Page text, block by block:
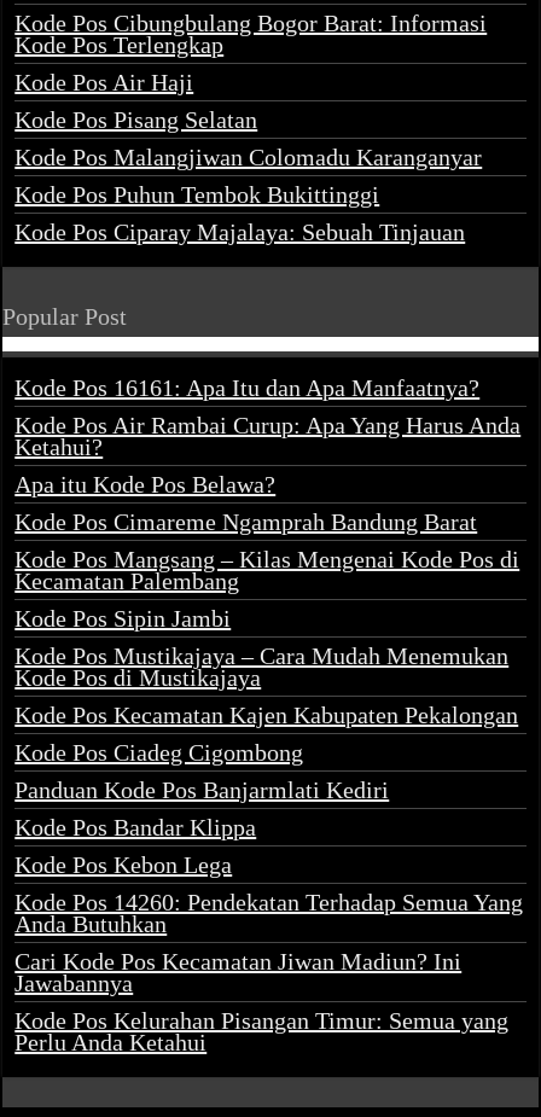
Kode Pos Cibungbulang Bogor Barat: Informasi
Kode Pos Terlengkap
Kode Pos Air Haji
Kode Pos Pisang Selatan
Kode Pos Malangjiwan Colomadu Karanganyar
Kode Pos Puhun Tembok Bukittinggi
Kode Pos Ciparay Majalaya: Sebuah Tinjauan
Popular Post
Kode Pos 16161: Apa Itu dan Apa Manfaatnya?
Kode Pos Air Rambai Curup: Apa Yang Harus Anda
Ketahui?
Apa itu Kode Pos Belawa?
Kode Pos Cimareme Ngamprah Bandung Barat
Kode Pos Mangsang – Kilas Mengenai Kode Pos di
Kecamatan Palembang
Kode Pos Sipin Jambi
Kode Pos Mustikajaya – Cara Mudah Menemukan
Kode Pos di Mustikajaya
Kode Pos Kecamatan Kajen Kabupaten Pekalongan
Kode Pos Ciadeg Cigombong
Panduan Kode Pos Banjarmlati Kediri
Kode Pos Bandar Klippa
Kode Pos Kebon Lega
Kode Pos 14260: Pendekatan Terhadap Semua Yang
Anda Butuhkan
Cari Kode Pos Kecamatan Jiwan Madiun? Ini
Jawabannya
Kode Pos Kelurahan Pisangan Timur: Semua yang
Perlu Anda Ketahui